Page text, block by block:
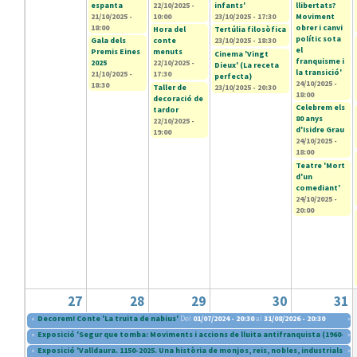
espanta
21/10/2025 -
18:00
Gala dels
Premis Eines
2025
21/10/2025 -
18:30
22/10/2025 -
10:00
Hora del
conte
menuts
22/10/2025 -
17:30
Taller de
decoració de
tardor
22/10/2025 -
19:00
infants'
23/10/2025 - 17:30
Tertúlia filosòfica
23/10/2025 - 18:30
Cinema 'Vingt
Dieux' (La receta
perfecta)
23/10/2025 - 20:30
llibertats?
Moviment
obrer i canvi
polític sota
el
franquisme i
la transició'
24/10/2025 -
18:00
Celebrem els
80 anys
d'Isidre Grau
24/10/2025 -
18:00
Teatre 'Mort
d'un
comediant'
24/10/2025 -
20:00
27 28 29 30 31
« Decorem! Conte 'La truita de nabius' Del 01/07/2024 - 20:30al 31/08/2026 - 20:30
»
« Exposició 'Segur que tomba: Moviments i accions de lluita antifranquista (1960- »
« Exposició 'Valldaura. 1150-2025. Una història de monjos, reis, nobles, industrials i»